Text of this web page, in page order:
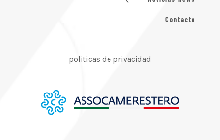
Contacto
politicas de privacidad